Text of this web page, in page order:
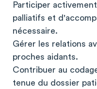
Participer
palliatifs et
nécessaire.
Gérer les relations
proches aidants.
Contribuer au
tenue du dossier